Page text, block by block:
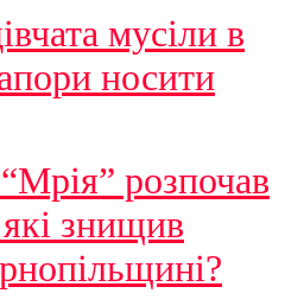
мусіли в
носити
розпочав
знищив